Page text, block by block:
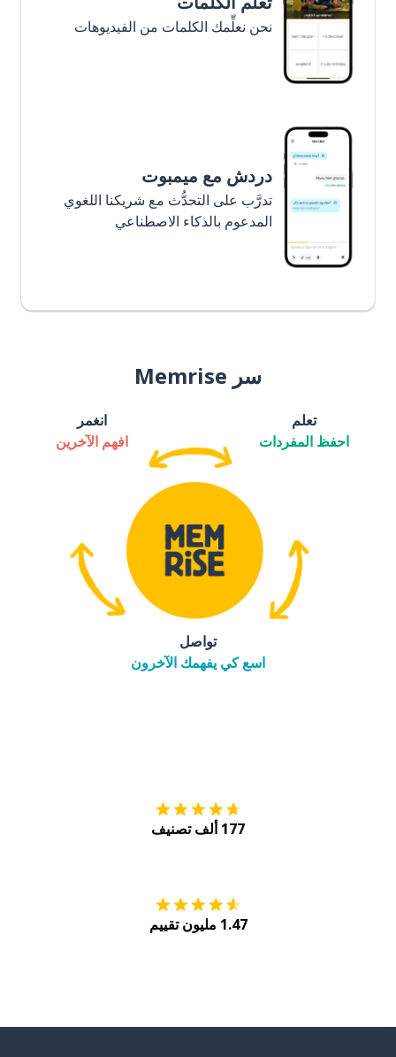
نحن نعلِّمك الكلمات من الفيديوهات
دردش مع ميمبوت
تدرَّب على التحدُّث مع شريكنا اللغوي
المدعوم بالذكاء الاصطناعي
سر Memrise
تعلم
احفظ المفردات
انغمر
افهم الآخرين
تواصل
اسع كي يفهمك الآخرون
177 ألف تصنيف
1.47 مليون تقييم